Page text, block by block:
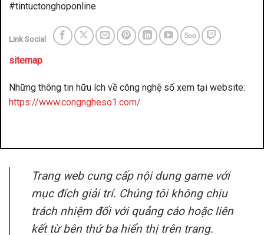
#tintuctonghoponline
Link Social
sitemap
Những thông tin hữu ích về công nghệ số xem tại website:
https://www.congngheso1.com/
Trang web cung cấp nội dung game với
mục đích giải trí. Chúng tôi không chịu
trách nhiệm đối với quảng cáo hoặc liên
kết từ bên thứ ba hiển thị trên trang.